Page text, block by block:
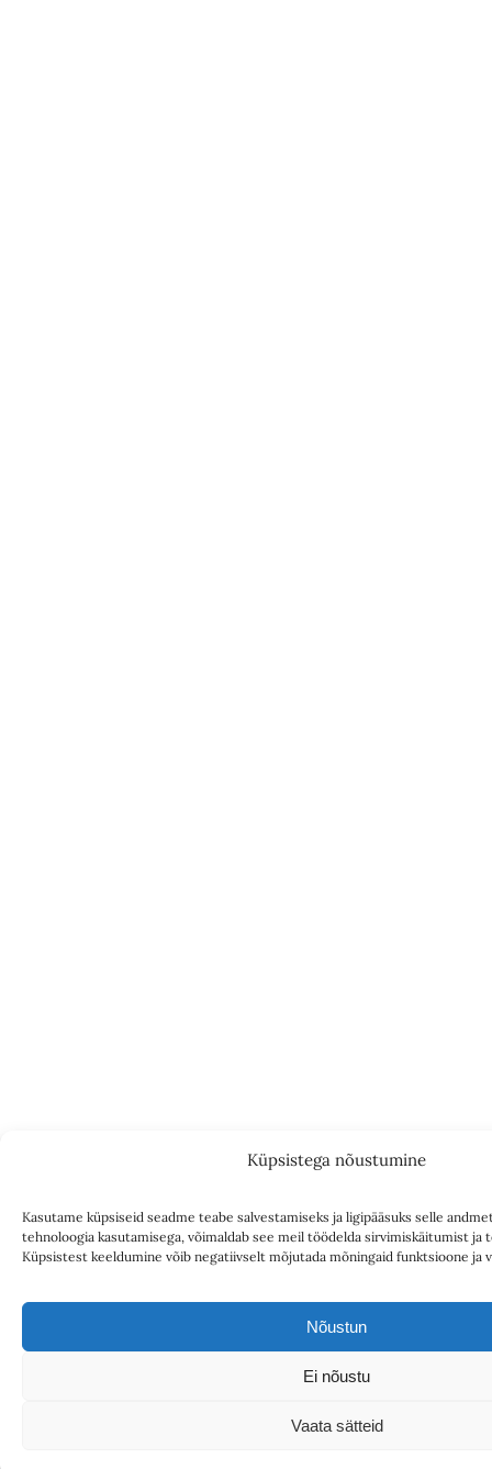
Küpsistega nõustumine
Kasutame küpsiseid seadme teabe salvestamiseks ja ligipääsuks selle
tehnoloogia kasutamisega, võimaldab see meil töödelda sirvimiskäitumist ja
Küpsistest keeldumine võib negatiivselt mõjutada mõningaid funktsioone ja
Nõustun
Ei nõustu
Vaata sätteid